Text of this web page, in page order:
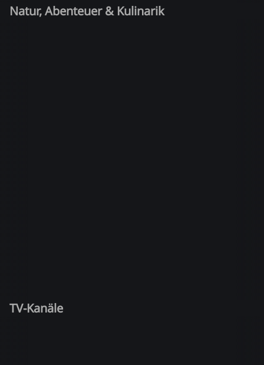
Natur, Abenteuer & Kulinarik
TV-Kanäle